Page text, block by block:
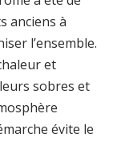
anciens à
l’ensemble.
et
sobres et
évite le